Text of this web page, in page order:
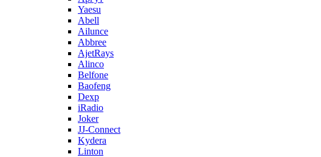
Yaesu
Abell
Ailunce
Abbree
AjetRays
Alinco
Belfone
Baofeng
Dexp
iRadio
Joker
JJ-Connect
Kydera
Linton